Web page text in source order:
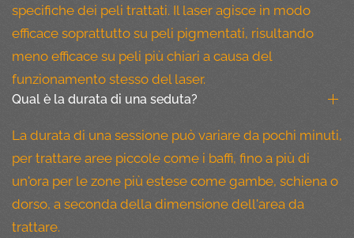
specifiche dei peli trattati. Il laser agisce in modo
efficace soprattutto su peli pigmentati, risultando
meno efficace su peli più chiari a causa del
funzionamento stesso del laser.
Qual è la durata di una seduta?
La durata di una sessione può variare da pochi minuti,
per trattare aree piccole come i baffi, fino a più di
un'ora per le zone più estese come gambe, schiena o
dorso, a seconda della dimensione dell'area da
trattare.